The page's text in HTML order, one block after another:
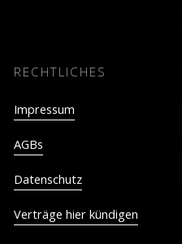
RECHTLICHES
Impressum
AGBs
Datenschutz
Verträge hier kündigen